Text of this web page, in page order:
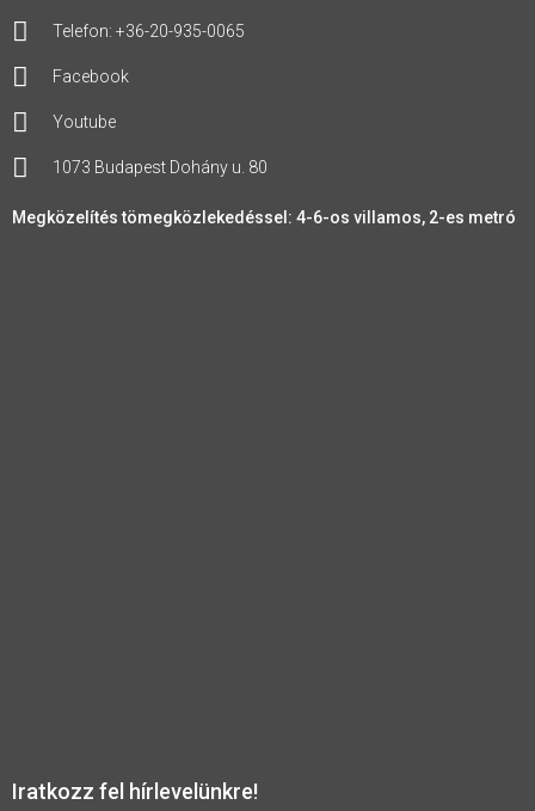
Telefon: +36-20-935-0065
Facebook
Youtube
1073 Budapest Dohány u. 80
Megközelítés tömegközlekedéssel: 4-6-os villamos, 2-es metró
Iratkozz fel hírlevelünkre!